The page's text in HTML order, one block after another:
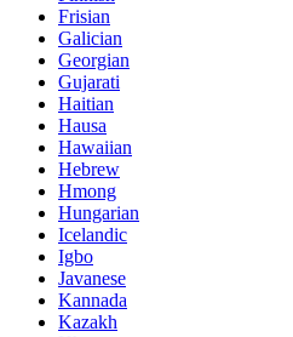
Frisian
Galician
Georgian
Gujarati
Haitian
Hausa
Hawaiian
Hebrew
Hmong
Hungarian
Icelandic
Igbo
Javanese
Kannada
Kazakh